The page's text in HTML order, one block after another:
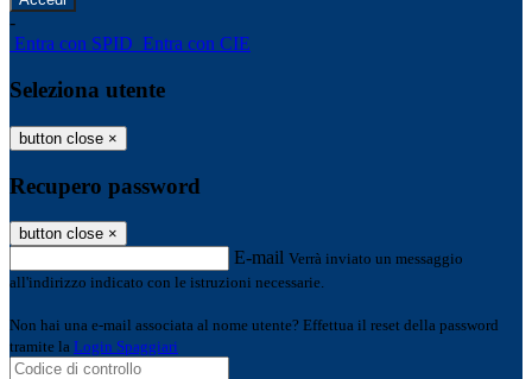
-
Entra con SPID Entra con CIE
Seleziona utente
button close ×
Recupero password
button close ×
E-mail Verrà inviato un messaggio
all'indirizzo indicato con le istruzioni necessarie.
Non hai una e-mail associata al nome utente? Effettua il reset della password
tramite la Login Spaggiari